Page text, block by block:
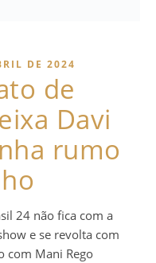
DE 2024
de
Davi
rumo
24 não fica com a
e se revolta com
com Mani Rego